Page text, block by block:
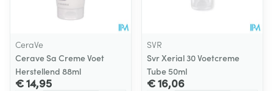
CeraVe
Cerave Sa Creme Voet
Herstellend 88ml
€ 14,95
SVR
Svr Xerial 30 Voetcreme
Tube 50ml
€ 16,06